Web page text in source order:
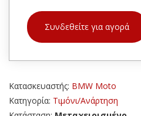
Συνδεθείτε για αγορά
Κατασκευαστής: BMW Moto
Κατηγορία: Τιμόνι/Ανάρτηση